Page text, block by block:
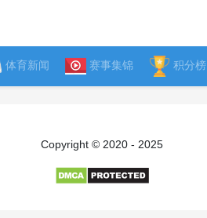
体育新闻 赛事集锦 积分榜
Copyright © 2020 - 2025